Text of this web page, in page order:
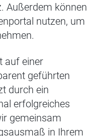
Außerdem können
nutzen, um
auf einer
geführten
durch ein
erfolgreiches
gemeinsam
in Ihrem